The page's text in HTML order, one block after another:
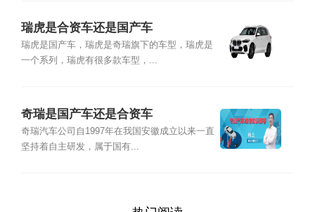
瑞虎是合资车还是国产车
瑞虎是国产车，瑞虎是奇瑞旗下的车型，瑞虎是
一个系列，瑞虎有很多款车型，...
奇瑞是国产车还是合资车
奇瑞汽车公司自1997年在我国安徽成立以来一直
坚持着自主研发，属于国有...